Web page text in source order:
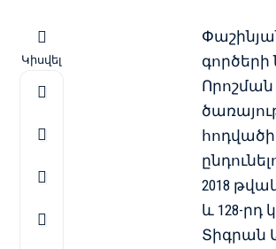
Կիսվել
հոդվածի
2018
և 128-րդ
Տիգրան